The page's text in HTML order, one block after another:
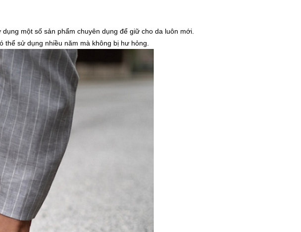
một số sản phẩm chuyên dụng để giữ cho da luôn mới.
sử dụng nhiều năm mà không bị hư hỏng.